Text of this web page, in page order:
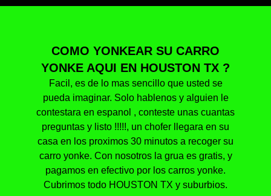
COMO YONKEAR SU CARRO
YONKE AQUI EN HOUSTON TX ?
Facil, es de lo mas sencillo que usted se
pueda imaginar. Solo hablenos y alguien le
contestara en espanol , conteste unas cuantas
preguntas y listo !!!!!, un chofer llegara en su
casa en los proximos 30 minutos a recoger su
carro yonke. Con nosotros la grua es gratis, y
pagamos en efectivo por los carros yonke.
Cubrimos todo HOUSTON TX y suburbios.